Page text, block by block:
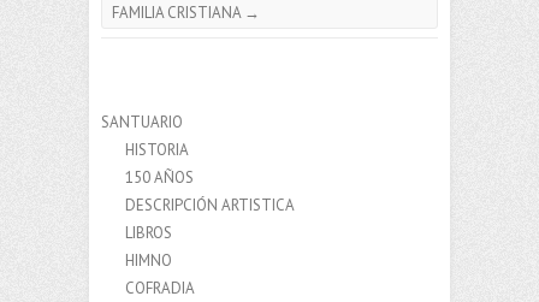
FAMILIA CRISTIANA →
SANTUARIO
HISTORIA
150 AÑOS
DESCRIPCIÓN ARTISTICA
LIBROS
HIMNO
COFRADIA